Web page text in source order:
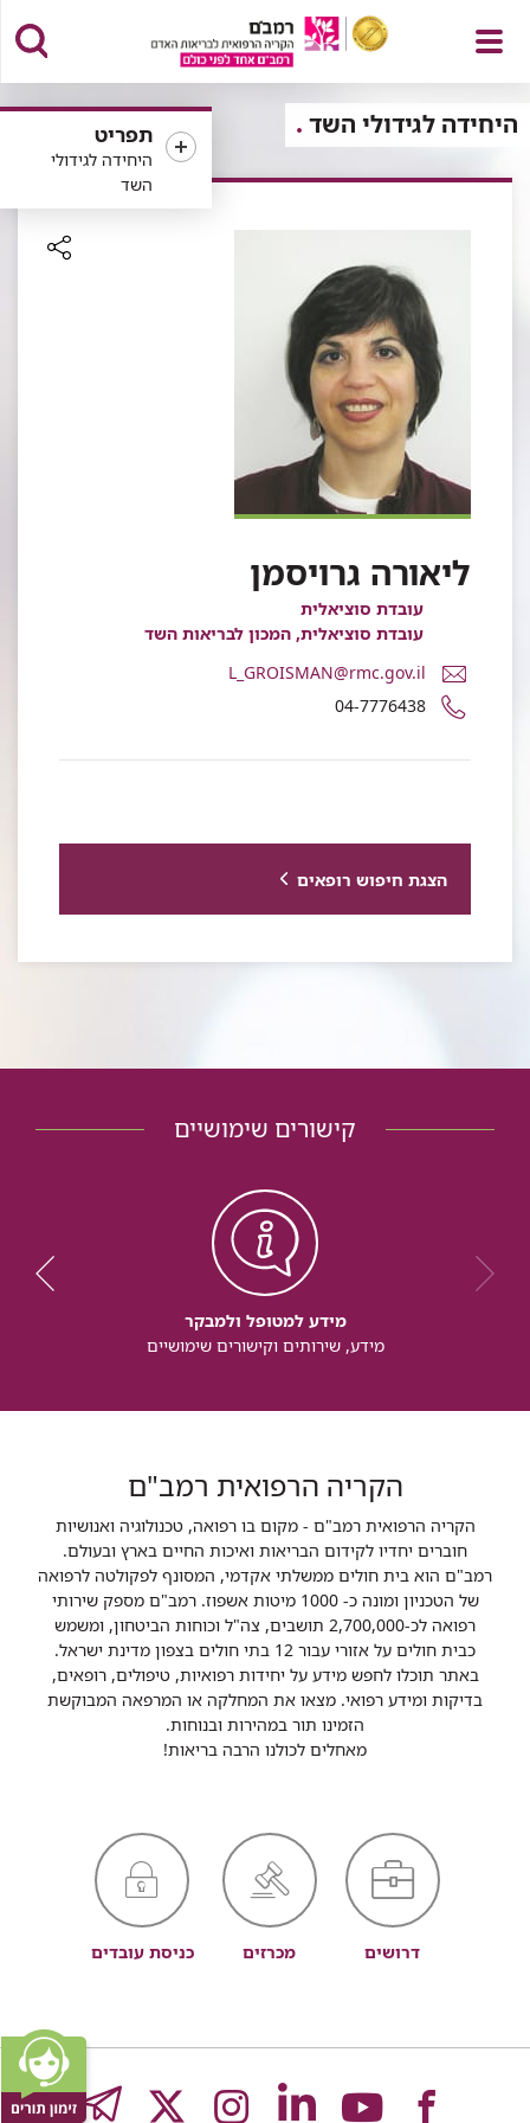
פתח
תפריט
תפריט
היחידה לגידולי
השד
היחידה לגידולי השד
ליאורה גרויסמן
עובדת סוציאלית
עובדת סוציאלית, המכון לבריאות השד
דואר
אלקטרוני
ליאורה
L_GROISMAN@rmc.gov.il
מספר
טלפון
04-7776438
הצגת חיפוש רופאים
קישורים שימושיים
מידע למטופל ולמבקר
מידע, שירותים וקישורים שימושיים
הקריה הרפואית רמב"ם
הקריה הרפואית רמב"ם - מקום בו רפואה, טכנולוגיה ואנושיות
חוברים יחדיו לקידום הבריאות ואיכות החיים בארץ ובעולם.
רמב"ם הוא בית חולים ממשלתי אקדמי, המסונף לפקולטה לרפואה
של הטכניון ומונה כ- 1000 מיטות אשפוז. רמב"ם מספק שירותי
רפואה לכ-2,700,000 תושבים, צה"ל וכוחות הביטחון, ומשמש
כבית חולים על אזורי עבור 12 בתי חולים בצפון מדינת ישראל.
באתר תוכלו לחפש מידע על יחידות רפואיות, טיפולים, רופאים,
בדיקות ומידע רפואי. מצאו את המחלקה או המרפאה המבוקשת
הזמינו תור במהירות ובנוחות.
מאחלים לכולנו הרבה בריאות!
דרושים מכרזים כניסת עובדים